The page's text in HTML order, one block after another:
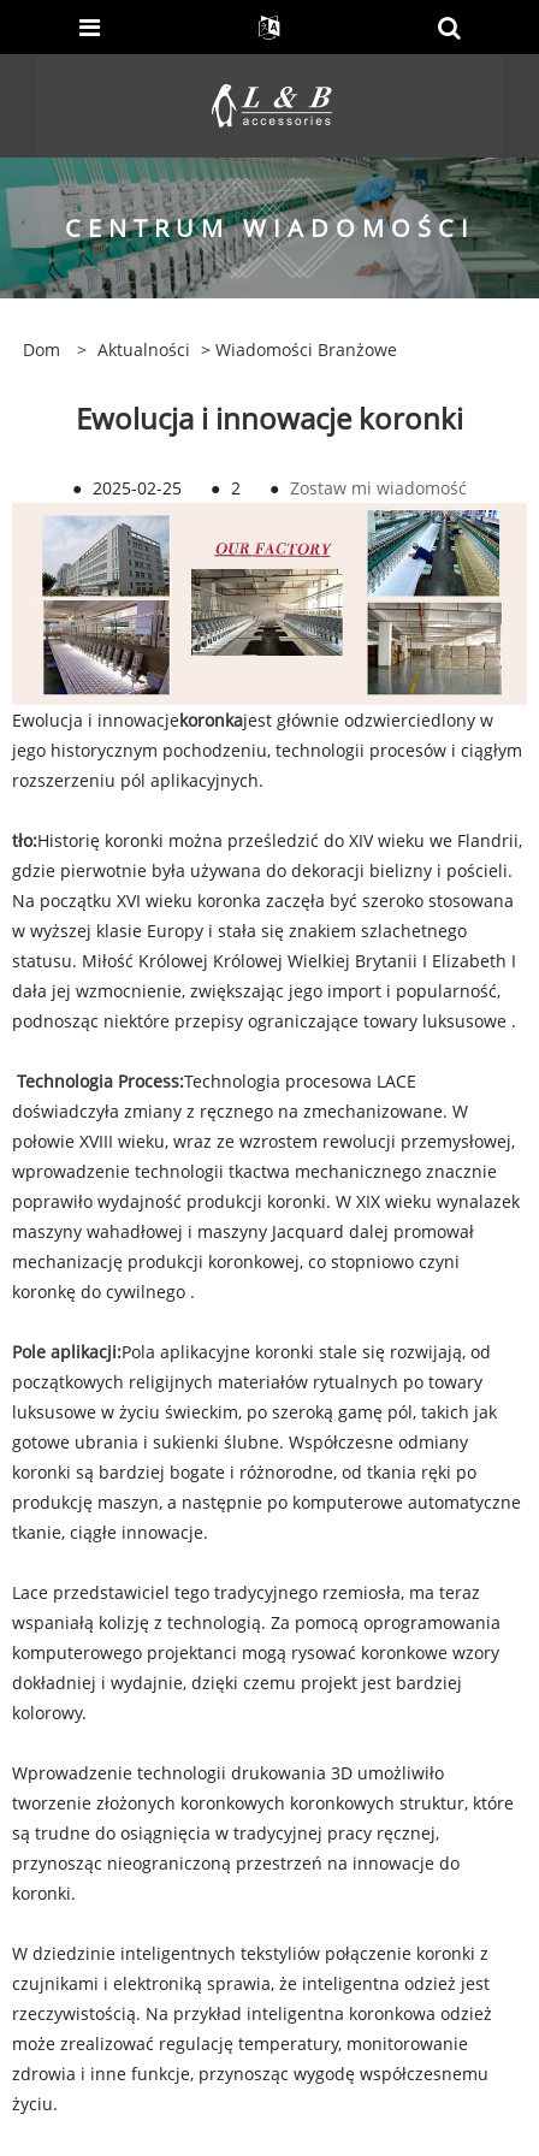
CENTRUM WIADOMOŚCI
Dom > Aktualności > Wiadomości Branżowe
Ewolucja i innowacje koronki
● 2025-02-25 ● 2 ● Zostaw mi wiadomość
Ewolucja i innowacjekoronkajest głównie odzwierciedlony w
jego historycznym pochodzeniu, technologii procesów i ciągłym
rozszerzeniu pól aplikacyjnych. ‌
tło:Historię koronki można prześledzić do XIV wieku we Flandrii,
gdzie pierwotnie była używana do dekoracji bielizny i pościeli.
Na początku XVI wieku koronka zaczęła być szeroko stosowana
w wyższej klasie Europy i stała się znakiem szlachetnego
statusu. Miłość Królowej Królowej Wielkiej Brytanii I Elizabeth I
dała jej wzmocnienie, zwiększając jego import i popularność,
podnosząc niektóre przepisy ograniczające towary luksusowe ‌.
‌ Technologia Process:Technologia procesowa LACE
doświadczyła zmiany z ręcznego na zmechanizowane. W
połowie XVIII wieku, wraz ze wzrostem rewolucji przemysłowej,
wprowadzenie technologii tkactwa mechanicznego znacznie
poprawiło wydajność produkcji koronki. W XIX wieku wynalazek
maszyny wahadłowej i maszyny Jacquard dalej promował
mechanizację produkcji koronkowej, co stopniowo czyni
koronkę do cywilnego ‌.
Pole aplikacji:Pola aplikacyjne koronki stale się rozwijają, od
początkowych religijnych materiałów rytualnych po towary
luksusowe w życiu świeckim, po szeroką gamę pól, takich jak
gotowe ubrania i sukienki ślubne. Współczesne odmiany
koronki są bardziej bogate i różnorodne, od tkania ręki po
produkcję maszyn, a następnie po komputerowe automatyczne
tkanie, ciągłe innowacje.
Lace przedstawiciel tego tradycyjnego rzemiosła, ma teraz
wspaniałą kolizję z technologią. Za pomocą oprogramowania
komputerowego projektanci mogą rysować koronkowe wzory
dokładniej i wydajnie, dzięki czemu projekt jest bardziej
kolorowy.
Wprowadzenie technologii drukowania 3D umożliwiło
tworzenie złożonych koronkowych koronkowych struktur, które
są trudne do osiągnięcia w tradycyjnej pracy ręcznej,
przynosząc nieograniczoną przestrzeń na innowacje do
koronki.
W dziedzinie inteligentnych tekstyliów połączenie koronki z
czujnikami i elektroniką sprawia, że ​​inteligentna odzież jest
rzeczywistością. Na przykład inteligentna koronkowa odzież
może zrealizować regulację temperatury, monitorowanie
zdrowia i inne funkcje, przynosząc wygodę współczesnemu
życiu.